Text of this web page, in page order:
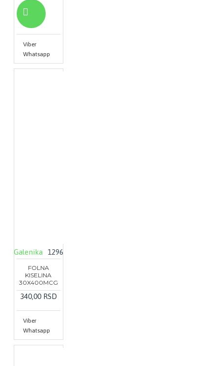
Viber
Whatsapp
Galenika 1296
FOLNA
KISELINA
30X400MCG
340,00 RSD
Viber
Whatsapp